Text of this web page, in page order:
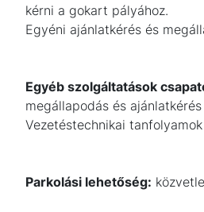
kérni a gokart pályához.
Egyéni ajánlatkérés és
Egyéb szolgáltatások
megállapodás és
Vezetéstechnikai tanfolyamok
Parkolási lehetőség: